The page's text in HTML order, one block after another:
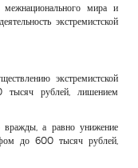
мира и
экстремистской
экстремистской
тысяч рублей, лишением
а равно унижение
до 600 тысяч рублей,